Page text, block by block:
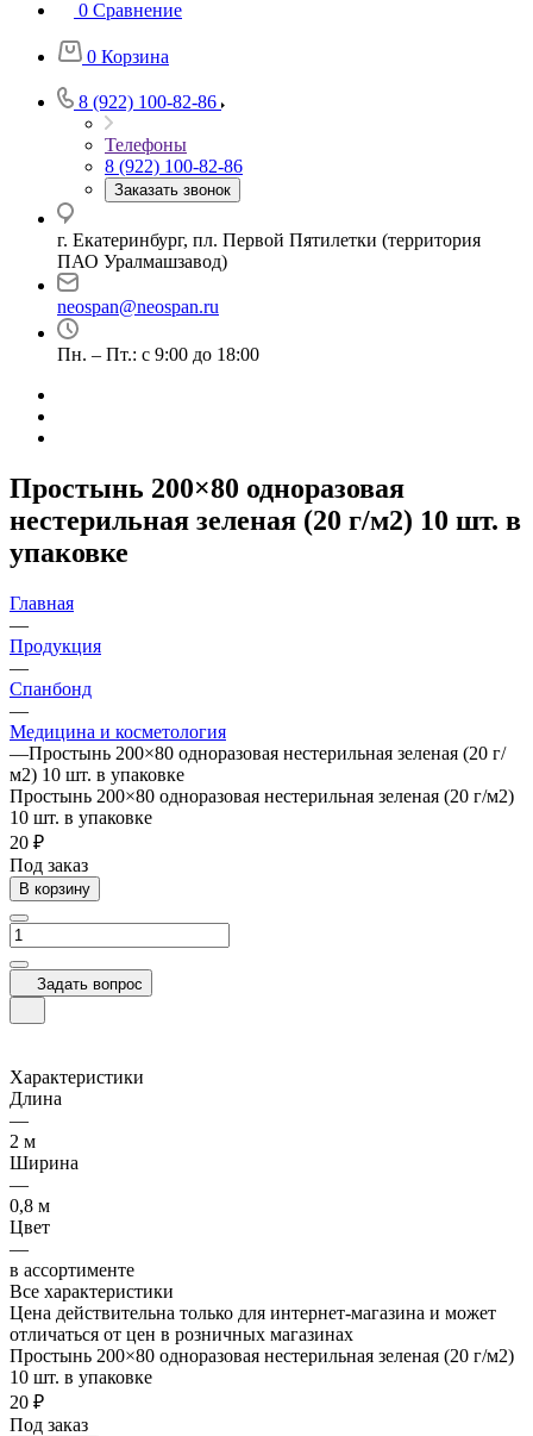
0 Сравнение
0 Корзина
8 (922) 100-82-86
Телефоны
8 (922) 100-82-86
Заказать звонок
г. Екатеринбург, пл. Первой Пятилетки (территория
ПАО Уралмашзавод)
neospan@neospan.ru
Пн. – Пт.: с 9:00 до 18:00
Простынь 200×80 одноразовая
нестерильная зеленая (20 г/м2) 10 шт. в
упаковке
Главная
—
Продукция
—
Спанбонд
—
Медицина и косметология
—Простынь 200×80 одноразовая нестерильная зеленая (20 г/
м2) 10 шт. в упаковке
Простынь 200×80 одноразовая нестерильная зеленая (20 г/м2)
10 шт. в упаковке
20 ₽
Под заказ
В корзину
Задать вопрос
Характеристики
Длина
—
2 м
Ширина
—
0,8 м
Цвет
—
в ассортименте
Все характеристики
Цена действительна только для интернет-магазина и может
отличаться от цен в розничных магазинах
Простынь 200×80 одноразовая нестерильная зеленая (20 г/м2)
10 шт. в упаковке
20 ₽
Под заказ